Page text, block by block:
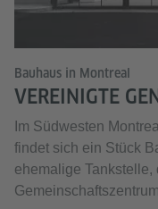
Bauhaus in Montreal
VEREINIGTE
Im Südwesten
findet sich ein Stück
ehemalige Tankstelle,